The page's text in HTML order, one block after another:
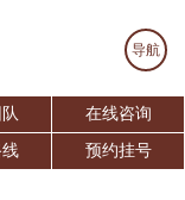
导航
在线咨询
预约挂号